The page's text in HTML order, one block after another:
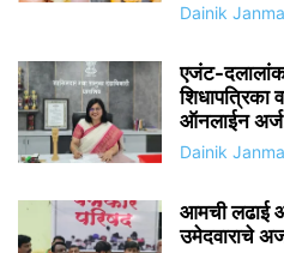
Dainik
एजंट-
शिधापत्रिका
ऑनलाईन
Dainik
आमची लढाई
उमेदवाराचे